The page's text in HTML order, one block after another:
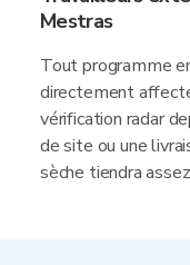
Mestras
Tout programme
directement
vérification radar
de site ou une
sèche tiendra